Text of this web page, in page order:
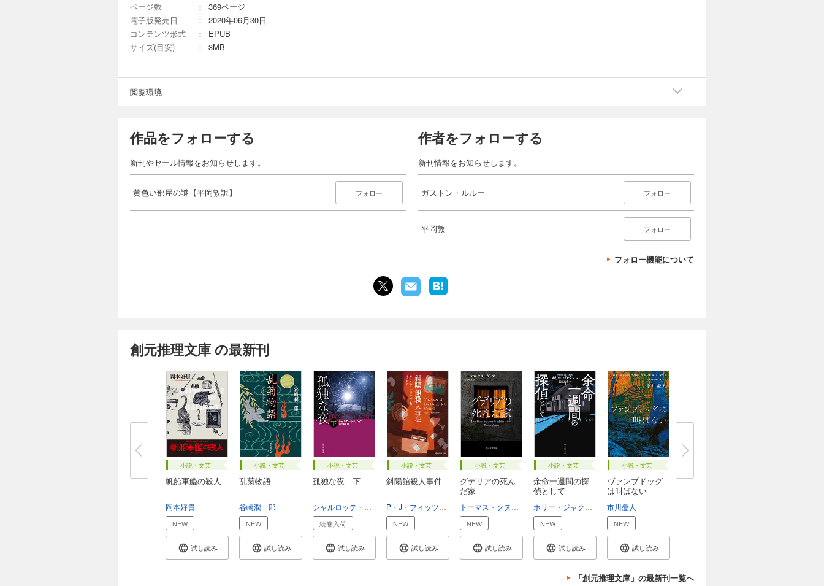
ページ数
：
369ページ
電子版発売日
：
2020年06月30日
コンテンツ形式
：
EPUB
サイズ(目安)
： 3MB
閲覧環境
作品をフォローする
新刊やセール情報をお知らせします。
黄色い部屋の謎【平岡敦訳】 フォロー
作者をフォローする
新刊情報をお知らせします。
ガストン・ルルー フォロー
平岡敦 フォロー
フォロー機能について
創元推理文庫 の最新刊
小説・文芸
帆船軍艦の殺人
岡本好貴
NEW
試し読み
小説・文芸
乱菊物語
谷崎潤一郎
NEW
試し読み
小説・文芸
孤独な夜 下
浅井晶子
続巻入荷
試し読み
小説・文芸
斜陽館殺人事件
中山宥
NEW
試し読み
小説・文芸
グデリアの死ん
だ家
安原実津
NEW
試し読み
小説・文芸
余命一週間の探
偵として
服部京子
NEW
試し読み
小説・文芸
ヴァンプドッグ
は叫ばない
市川憂人
NEW
試し読み
「創元推理文庫」の最新刊一覧へ